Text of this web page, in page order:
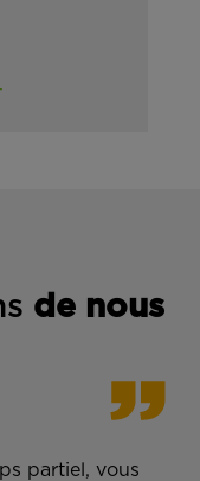
de nous
partiel, vous